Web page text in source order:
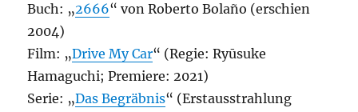
Buch: „2666“ von Roberto Bolaño (erschien
2004)
Film: „Drive My Car“ (Regie: Ryūsuke
Hamaguchi; Premiere: 2021)
Serie: „Das Begräbnis“ (Erstausstrahlung